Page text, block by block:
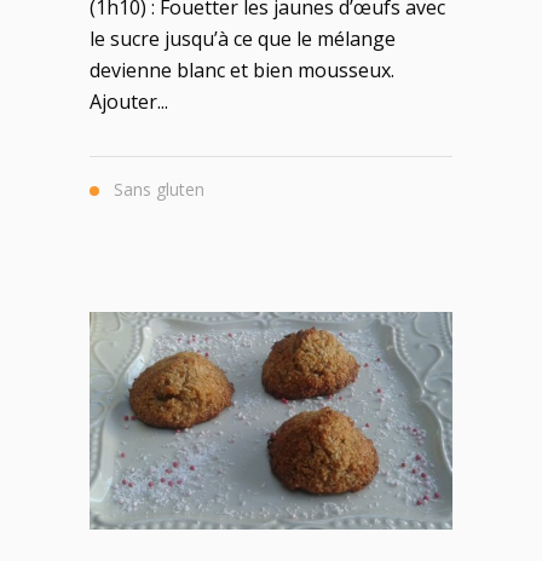
(1h10) : Fouetter les jaunes d’œufs avec
le sucre jusqu’à ce que le mélange
devienne blanc et bien mousseux.
Ajouter...
Sans gluten